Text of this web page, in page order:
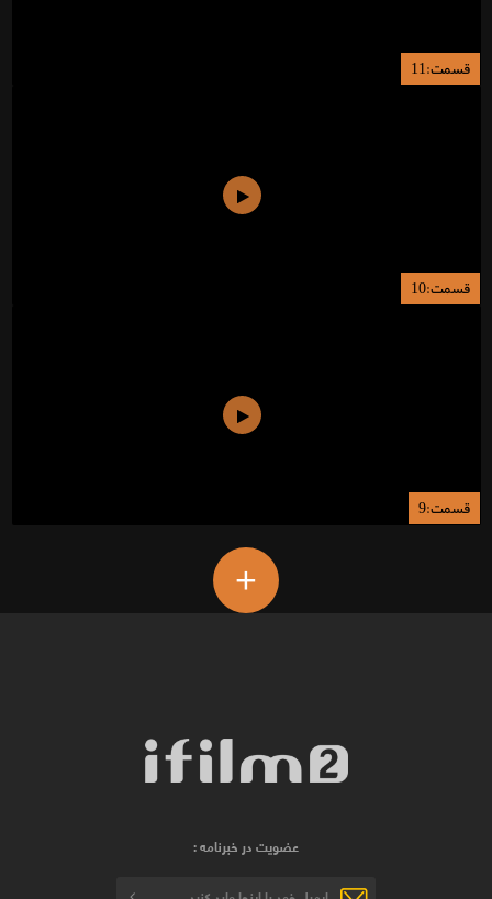
قسمت:11
قسمت:10
قسمت:9
+
عضویت در خبرنامه :